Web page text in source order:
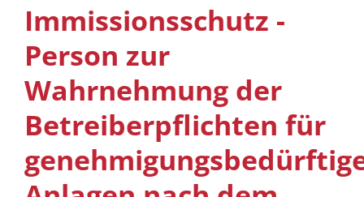
Immissionsschutz -
Person zur
Wahrnehmung der
Betreiberpflichten für